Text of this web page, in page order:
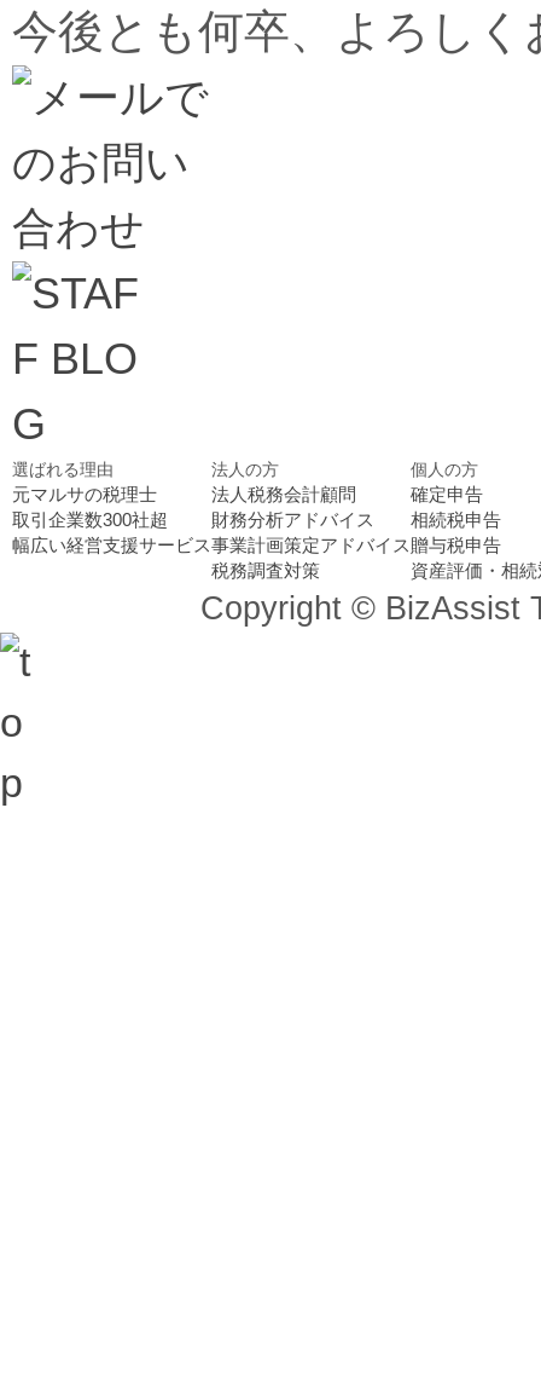
今後とも何卒、よろし
選ばれる理由
元マルサの税理士
取引企業数300社超
幅広い経営支援サービス
法人の方
法人税務会計顧問
財務分析アドバイス
事業計画策定アドバイス
税務調査対策
個人の方
確定申告
相続税申告
贈与税申告
資産評価・相
Copyright © BizAssist